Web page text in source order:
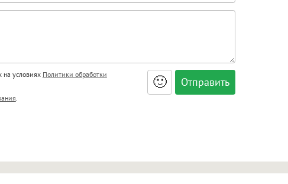
<sup>, <sub>, <pre>, <ul>, <ol>, <li>,
URL автоматически становятся ссылками, и
на условиях Политики обработки
.
🙂